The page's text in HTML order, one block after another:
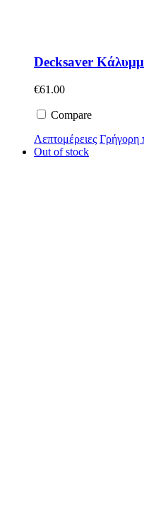
Decksaver
€61.00
Compare
Λεπτομέρειες Γρήγορη
Out of stock